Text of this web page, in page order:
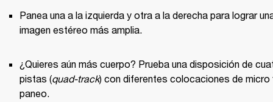
Panea una a la izquierda y otra a la derecha para lograr
imagen estéreo más amplia.
¿Quieres aún más cuerpo? Prueba una disposición de
pistas (quad-track) con diferentes colocaciones de micro
paneo.